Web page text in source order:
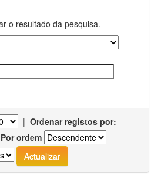
o resultado da pesquisa.
| Ordenar registos por:
Por ordem